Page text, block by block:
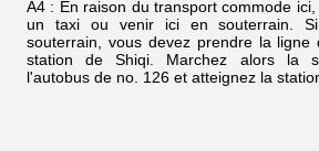
A4 : En raison du transport commode
un taxi ou venir ici en souterrain.
souterrain, vous devez prendre la ligne
station de Shiqi. Marchez alors la
l'autobus de no. 126 et atteignez la